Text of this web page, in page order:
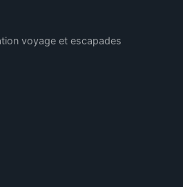
voyage et escapades